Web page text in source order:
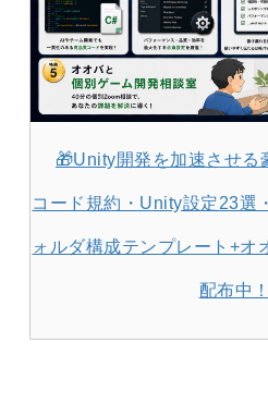
🎁Unity開発を加速させる
コード規約・Unity設定23選
ォルダ構成テンプレート+オ
配布中